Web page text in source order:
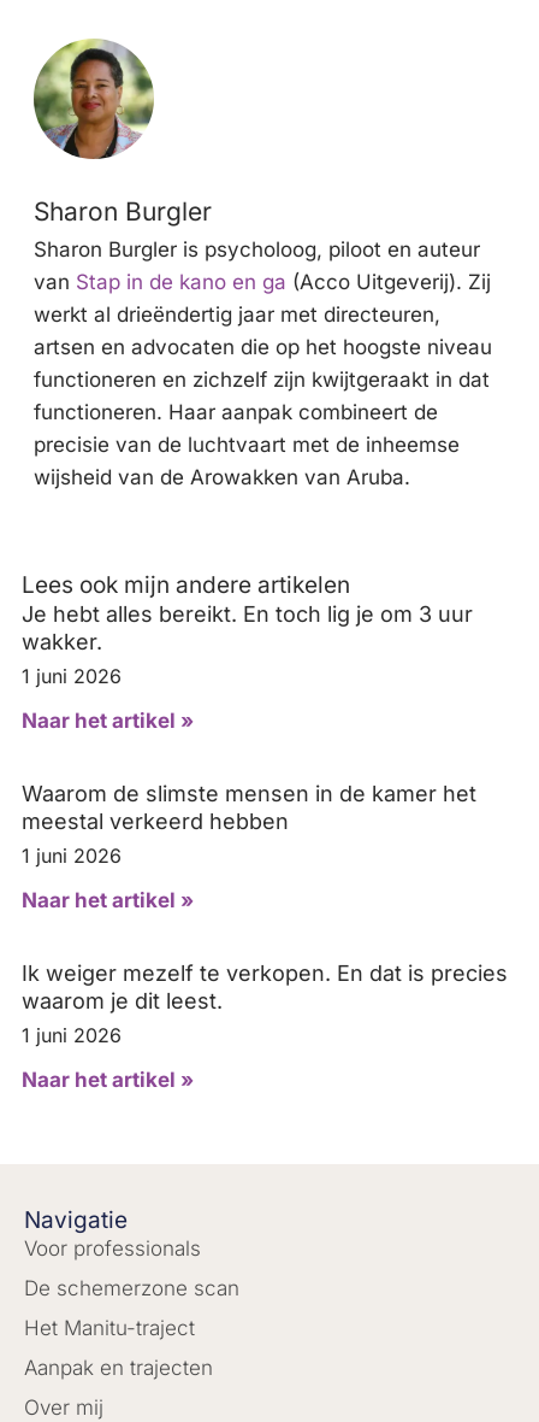
Sharon Burgler
Sharon Burgler is psycholoog, piloot en auteur
van Stap in de kano en ga (Acco Uitgeverij). Zij
werkt al drieëndertig jaar met directeuren,
artsen en advocaten die op het hoogste niveau
functioneren en zichzelf zijn kwijtgeraakt in dat
functioneren. Haar aanpak combineert de
precisie van de luchtvaart met de inheemse
wijsheid van de Arowakken van Aruba.
Lees ook mijn andere artikelen
Je hebt alles bereikt. En toch lig je om 3 uur
wakker.
1 juni 2026
Naar het artikel »
Waarom de slimste mensen in de kamer het
meestal verkeerd hebben
1 juni 2026
Naar het artikel »
Ik weiger mezelf te verkopen. En dat is precies
waarom je dit leest.
1 juni 2026
Naar het artikel »
Navigatie
Voor professionals
De schemerzone scan
Het Manitu-traject
Aanpak en trajecten
Over mij